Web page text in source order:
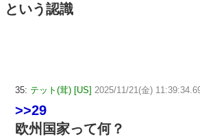
という認識
35: テット(茸) [US] 2025/11/21(金)
>>29
欧州国家って何？